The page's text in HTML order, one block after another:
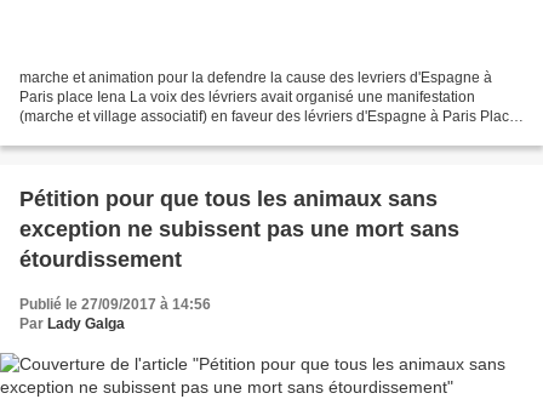
marche et animation pour la defendre la cause des levriers d'Espagne à
Paris place Iena La voix des lévriers avait organisé une manifestation
(marche et village associatif) en faveur des lévriers d'Espagne à Paris Place
Pétition pour que tous les animaux sans
exception ne subissent pas une mort sans
étourdissement
Publié le 27/09/2017 à 14:56
Par Lady Galga